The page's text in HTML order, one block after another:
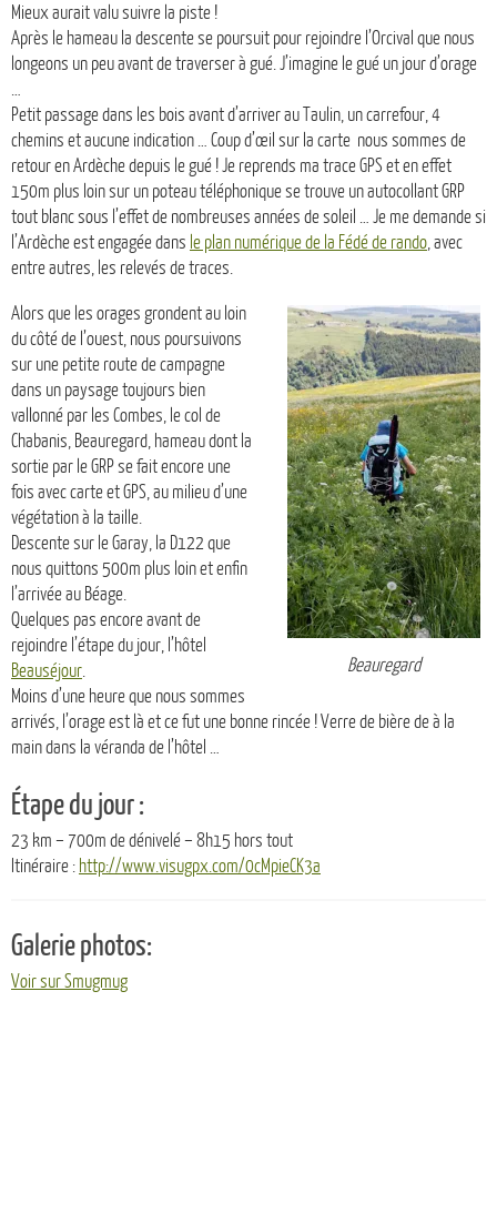
Mieux aurait valu suivre la piste !
Après le hameau la descente se poursuit pour rejoindre l’Orcival que nous
longeons un peu avant de traverser à gué. J’imagine le gué un jour d’orage
…
Petit passage dans les bois avant d’arriver au Taulin, un carrefour, 4
chemins et aucune indication … Coup d’œil sur la carte nous sommes de
retour en Ardèche depuis le gué ! Je reprends ma trace GPS et en effet
150m plus loin sur un poteau téléphonique se trouve un autocollant GRP
tout blanc sous l’effet de nombreuses années de soleil … Je me demande si
l’Ardèche est engagée dans le plan numérique de la Fédé de rando, avec
entre autres, les relevés de traces.
Beauregard
Alors que les orages grondent au loin
du côté de l’ouest, nous poursuivons
sur une petite route de campagne
dans un paysage toujours bien
vallonné par les Combes, le col de
Chabanis, Beauregard, hameau dont la
sortie par le GRP se fait encore une
fois avec carte et GPS, au milieu d’une
végétation à la taille.
Descente sur le Garay, la D122 que
nous quittons 500m plus loin et enfin
l’arrivée au Béage.
Quelques pas encore avant de
rejoindre l’étape du jour, l’hôtel
Beauséjour.
Moins d’une heure que nous sommes
arrivés, l’orage est là et ce fut une bonne rincée ! Verre de bière de à la
main dans la véranda de l’hôtel …
Étape du jour :
23 km – 700m de dénivelé – 8h15 hors tout
Itinéraire : http://www.visugpx.com/0cMpieCK3a
Galerie photos:
Voir sur Smugmug